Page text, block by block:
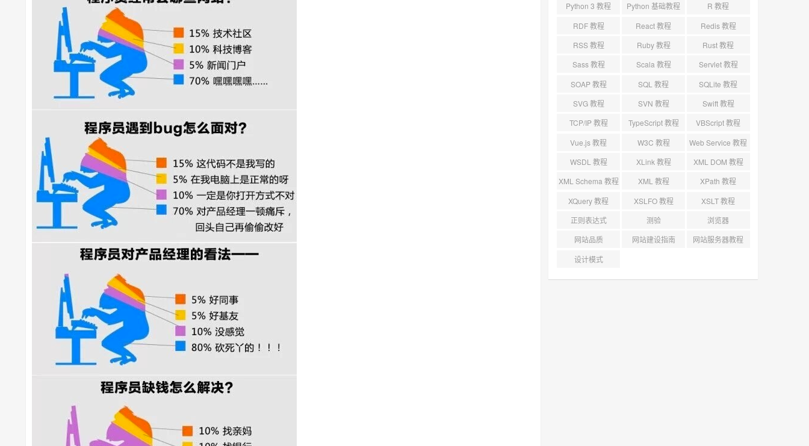
Python 3 教程
Python 基础教程
R 教程
RDF 教程
React 教程
Redis 教程
RSS 教程
Ruby 教程
Rust 教程
Sass 教程
Scala 教程
Servlet 教程
SOAP 教程
SQL 教程
SQLite 教程
SVG 教程
SVN 教程
Swift 教程
TCP/IP 教程
TypeScript 教程
VBScript 教程
Vue.js 教程
W3C 教程
Web Service 教程
WSDL 教程
XLink 教程
XML DOM 教程
XML Schema 教程
XML 教程
XPath 教程
XQuery 教程
XSLFO 教程
XSLT 教程
正则表达式
测验
浏览器
网站品质
网站建设指南
网站服务器教程
设计模式